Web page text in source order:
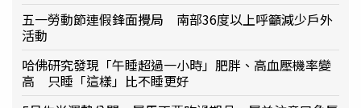
五一勞動節連假鋒面攪局 南部36度以上呼籲減少戶外
活動
哈佛研究發現「午睡超過一小時」肥胖、高血壓機率變
高 只睡「這樣」比不睡更好